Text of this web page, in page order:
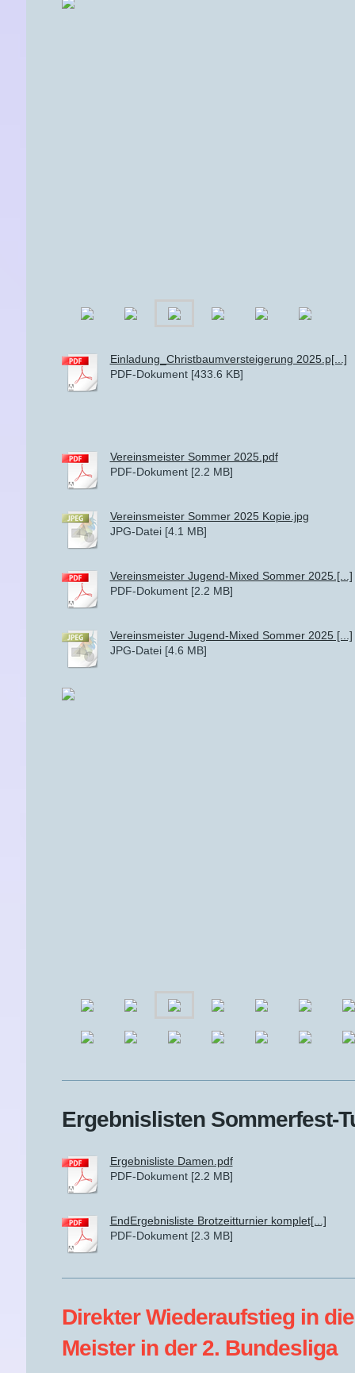
Einladung_Christbaumversteigerung 2025.p[...]
PDF-Dokument [433.6 KB]
Vereinsmeister Sommer 2025.pdf
PDF-Dokument [2.2 MB]
Vereinsmeister Sommer 2025 Kopie.jpg
JPG-Datei [4.1 MB]
Vereinsmeister Jugend-Mixed Sommer 2025.[...]
PDF-Dokument [2.2 MB]
Vereinsmeister Jugend-Mixed Sommer 2025 [...]
JPG-Datei [4.6 MB]
Ergebnislisten Sommerfest-
Ergebnisliste Damen.pdf
PDF-Dokument [2.2 MB]
EndErgebnisliste Brotzeitturnier komplet[...]
PDF-Dokument [2.3 MB]
Direkter
Meister in der 2. Bundesliga